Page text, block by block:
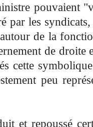
pouvaient
par les
de la
de droite
cette
peu
et repoussé